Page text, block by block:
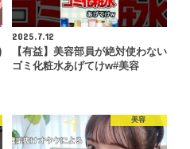
2025.7.12
【有益】美容部員が絶対使わない
ゴミ化粧水あげてけw#美容
美容